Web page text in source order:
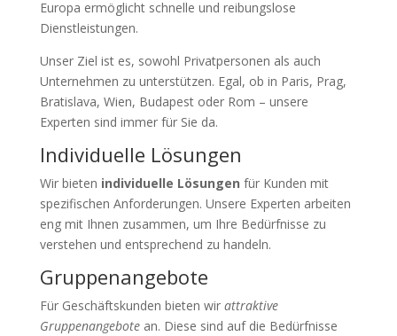
Europa ermöglicht schnelle und reibungslose
Dienstleistungen.
Unser Ziel ist es, sowohl Privatpersonen als auch
Unternehmen zu unterstützen. Egal, ob in Paris, Prag,
Bratislava, Wien, Budapest oder Rom – unsere
Experten sind immer für Sie da.
Individuelle Lösungen
Wir bieten individuelle Lösungen für Kunden mit
spezifischen Anforderungen. Unsere Experten arbeiten
eng mit Ihnen zusammen, um Ihre Bedürfnisse zu
verstehen und entsprechend zu handeln.
Gruppenangebote
Für Geschäftskunden bieten wir attraktive
Gruppenangebotean. Diese sind auf die Bedürfnisse